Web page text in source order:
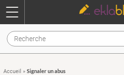
Accueil » Signaler un abus